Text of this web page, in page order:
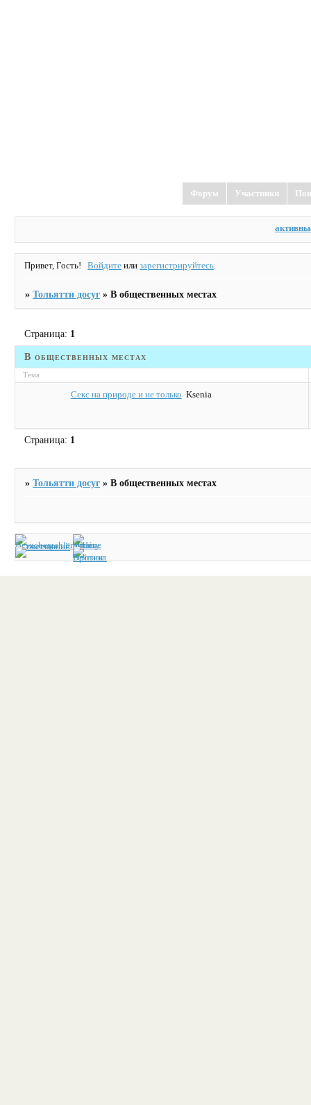
Форум Участники
Привет, Гость! Войдите илизарегистрируйтесь.
»Тольятти досуг »В общественных местах
В общественных местах
Страница: 1
Тема
Секс на природе и не только Ksenia
Страница: 1
»Тольятти досуг »В общественных местах